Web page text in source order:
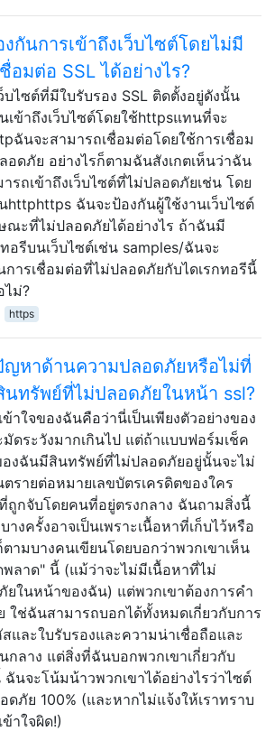
กันการเข้าถึงเว็บไซต์โดยไม่มี
อมต่อ SSL ได้อย่างไร?
บไซต์ที่มีใบรับรอง SSL ติดตั้งอยู่ดังนั้น
เข้าถึงเว็บไซต์โดยใช้httpsแทนที่จะ
ฉันจะสามารถเชื่อมต่อโดยใช้การเชื่อม
อดภัย อย่างไรก็ตามฉันสังเกตเห็นว่าฉัน
ารถเข้าถึงเว็บไซต์ที่ไม่ปลอดภัยเช่น โดย
httphttps ฉันจะป้องกันผู้ใช้งานเว็บไซต์
ณะที่ไม่ปลอดภัยได้อย่างไร ถ้าฉันมี
ทอรีบนเว็บไซต์เช่น samples/ฉันจะ
การเชื่อมต่อที่ไม่ปลอดภัยกับไดเรกทอรีนี้
ไม่?
https
ญหาด้านความปลอดภัยหรือไม่ที่
นทรัพย์ที่ไม่ปลอดภัยในหน้า ssl?
ข้าใจของฉันคือว่านี่เป็นเพียงตัวอย่างของ
มัดระวังมากเกินไป แต่ถ้าแบบฟอร์มเช็ค
องฉันมีสินทรัพย์ที่ไม่ปลอดภัยอยู่นั้นจะไม่
ตรายต่อหมายเลขบัตรเครดิตของใคร
ถูกจับโดยคนที่อยู่ตรงกลาง ฉันถามสิ่งนี้
างครั้งอาจเป็นเพราะเนื้อหาที่เก็บไว้หรือ
ตามบางคนเขียนโดยบอกว่าพวกเขาเห็น
ลาด" นี้ (แม้ว่าจะไม่มีเนื้อหาที่ไม่
ยในหน้าของฉัน) แต่พวกเขาต้องการคำ
ใช่ฉันสามารถบอกได้ทั้งหมดเกี่ยวกับการ
สและใบรับรองและความน่าเชื่อถือและ
กลาง แต่สิ่งที่ฉันบอกพวกเขาเกี่ยวกับ
ฉันจะโน้มน้าวพวกเขาได้อย่างไรว่าไซต์
ดภัย 100% (และหากไม่แจ้งให้เราทราบ
าใจผิด!)